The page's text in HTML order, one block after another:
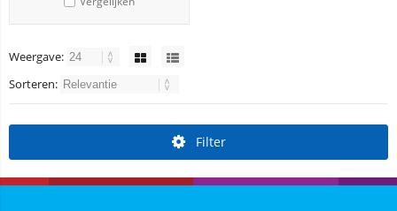
Weergave:
Sorteren:
Filter